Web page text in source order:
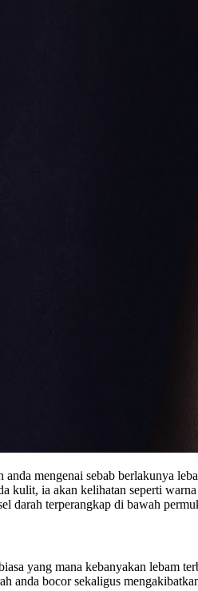
mengenai sebab berlakunya
kulit, ia akan kelihatan seperti
darah terperangkap di bawah
yang mana kebanyakan lebam
anda bocor sekaligus